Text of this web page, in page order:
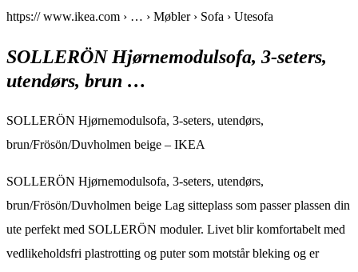
https:// www.ikea.com › … › Møbler › Sofa › Utesofa
SOLLERÖN Hjørnemodulsofa, 3-seters,
utendørs, brun …
SOLLERÖN Hjørnemodulsofa, 3-seters, utendørs,
brun/Frösön/Duvholmen beige – IKEA
SOLLERÖN Hjørnemodulsofa, 3-seters, utendørs,
brun/Frösön/Duvholmen beige Lag sitteplass som passer plassen din
ute perfekt med SOLLERÖN moduler. Livet blir komfortabelt med
vedlikeholdsfri plastrotting og puter som motstår bleking og er